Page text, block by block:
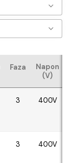
Faza
Napon
(V)
3 400V
3 400V